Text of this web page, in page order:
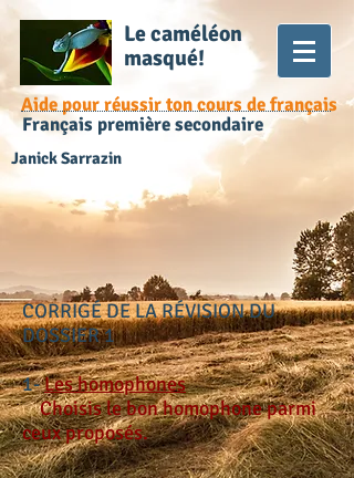
Le caméléon
masqué!
Aide pour réussir ton cours de français
Français première secondaire
Janick Sarrazin
CORRIGÉ DE LA RÉVISION DU
DOSSIER 1
1-Les homophones
Choisis le bon homophone parmi
ceux proposés.